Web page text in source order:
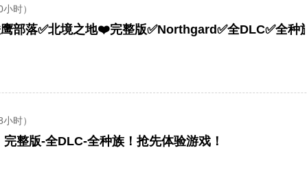
时）
部落✅北境之地❤️完整版✅Northgard✅全DLC✅全种族
时）
整版-全DLC-全种族！抢先体验游戏！